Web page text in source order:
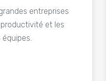
entreprises
et les
équipes.